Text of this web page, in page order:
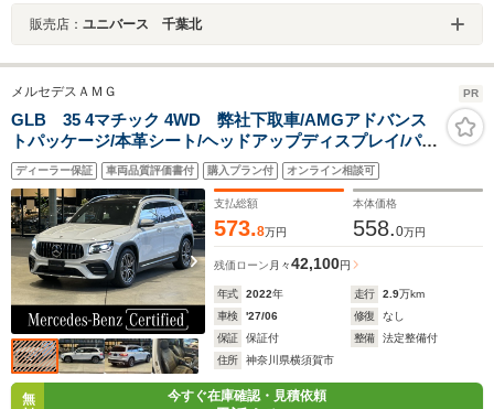
販売店： ユニバース 千葉北
メルセデスＡＭＧ PR
GLB 35 4マチック 4WD 弊社下取車/AMGアドバンス
トパッケージ/本革シート/ヘッドアップディスプレイ/パノ
ラミックスライディングルーフ/シートヒーター/電動シー
ト/アンビエントライト/純正ドライブレコーダー(前後)/電
動トランク/禁煙車
ディーラー保証 車両品質評価書付 購入プラン付 オンライン相談可
支払総額
573.8万円
本体価格
558.0万円
残価ローン 月々42,100円
年式 2022年 走行 2.9万km
車検
'27/06 修復
なし
保証
保証付 整備
法定整備付
住所
神奈川県横須賀市
無
今すぐ在庫確認・見積依頼